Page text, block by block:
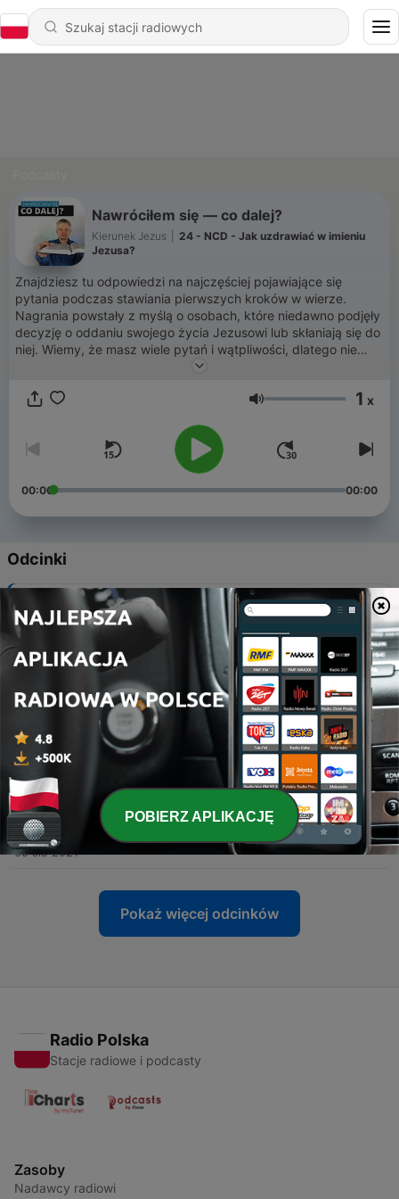
Nawróciłem się — co dalej?
Kierunek Jezus
24 - NCD - Jak uzdrawiać w imieniu
Jezusa?
Znajdziesz tu odpowiedzi na najczęściej pojawiające się
pytania podczas stawiania pierwszych kroków w wierze.
Nagrania powstały z myślą o osobach, które niedawno podjęły
decyzję o oddaniu swojego życia Jezusowi lub skłaniają się do
niej. Wiemy, że masz wiele pytań i wątpliwości, dlatego nie
boimy się poruszać trudnych tematów. Chcemy przedstawić ci
społeczeństwie problemy. Pamiętaj - Bóg nie osądza ludzi,
facebook.com/proklamacja
Głośność 1 x
00:00 00:00
Odcinki
NCD - Jak uzdrawiać w imieniu Jezusa?
06 wrz 2021
23 - NCD - Co to jest walka duchowa?
NCD - Jak czytać Biblię, aby ją rozumieć?
23 sie 2021
NCD - W jaki sposób się modlić?
16 sie 2021
20 - NCD - Jak Bóg ma na imię?
09 sie 2021
Pokaż więcej odcinków
Radio Polska
Stacje radiowe i podcasty
Zasoby
Nadawcy radiowi
POBIERZ APLIKACJĘ